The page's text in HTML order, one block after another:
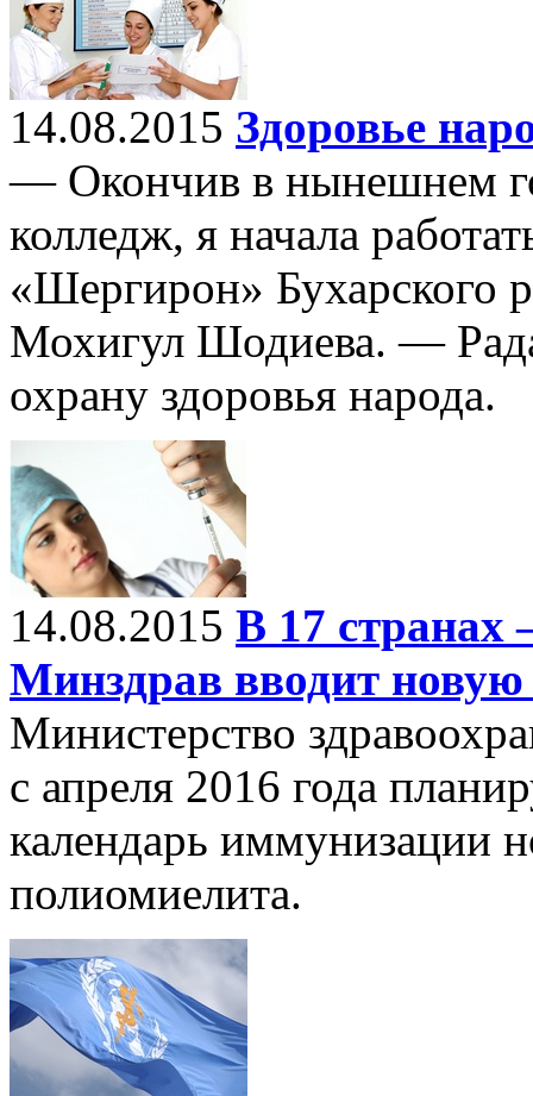
14.08.2015 Здоровье
— Окончив в нынешнем
колледж, я начала
«Шергирон» Бухарского
Мохигул Шодиева. —
охрану здоровья народа.
14.08.2015 В 17 странах
Минздрав вводит
Министерство
с апреля 2016 года
календарь иммунизации
полиомиелита.